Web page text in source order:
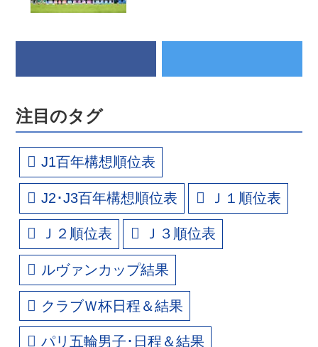
注目のタグ
J1百年構想順位表
J2･J3百年構想順位表 Ｊ１順位表
Ｊ２順位表 Ｊ３順位表
ルヴァンカップ結果
クラブＷ杯日程＆結果
パリ五輪男子･日程＆結果